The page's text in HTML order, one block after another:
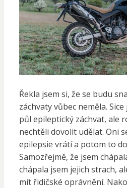
Řekla jsem si, že se budu
záchvaty vůbec neměla.
půl epileptický záchvat, ale
nechtěli dovolit udělat. Oni
epilepsie vrátí a potom to
Samozřejmě, že jsem
chápala jsem jejich strach,
mít řidičské oprávnění.